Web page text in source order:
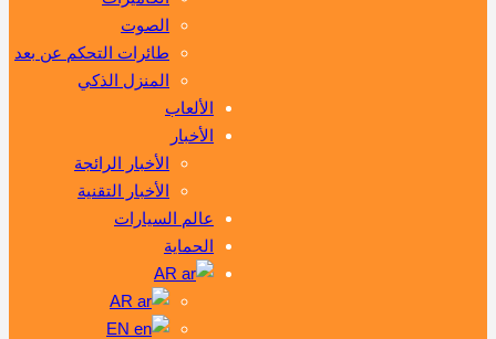
الصوت
طائرات التحكم عن بعد
المنزل الذكي
الألعاب
الأخبار
الأخبار الرائجة
الأخبار التقنية
عالم السيارات
الحماية
AR
AR
EN